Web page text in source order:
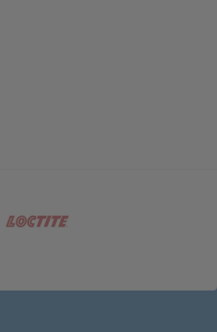
Tab)(öffnet in neuem Tab)